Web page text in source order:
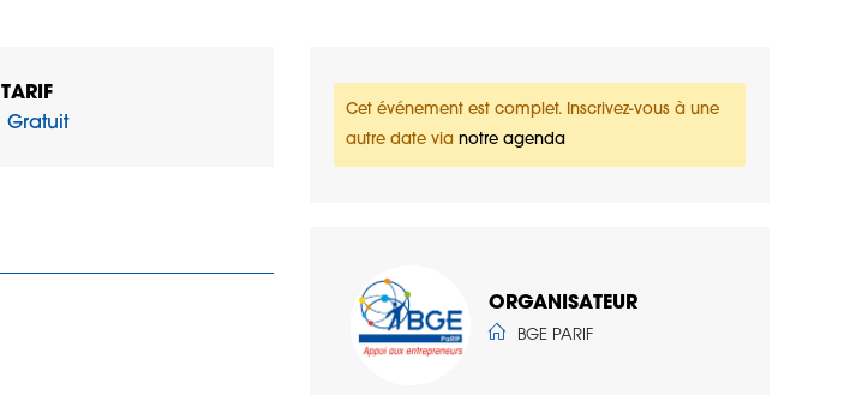
TARIF
Gratuit
Cet événement est complet. Inscrivez-vous à une
autre date via notre agenda
ORGANISATEUR
BGE PARIF